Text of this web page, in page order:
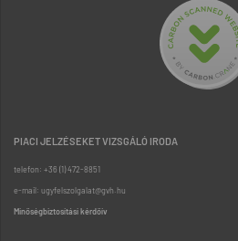
PIACI JELZÉSEKET VIZSGÁLÓ IRODA
telefon: +36 (1) 472-8851
e-mail: ugyfelszolgalat@gvh.hu
Minőségbiztosítási kérdőív